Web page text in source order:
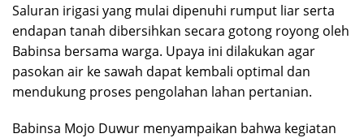
Saluran irigasi yang mulai dipenuhi rumput liar serta
endapan tanah dibersihkan secara gotong royong oleh
Babinsa bersama warga. Upaya ini dilakukan agar
pasokan air ke sawah dapat kembali optimal dan
mendukung proses pengolahan lahan pertanian.
Babinsa Mojo Duwur menyampaikan bahwa kegiatan